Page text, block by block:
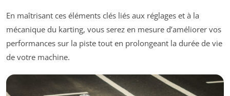
En maîtrisant ces éléments clés liés aux réglages et à la
mécanique du karting, vous serez en mesure d’améliorer vos
performances sur la piste tout en prolongeant la durée de vie
de votre machine.